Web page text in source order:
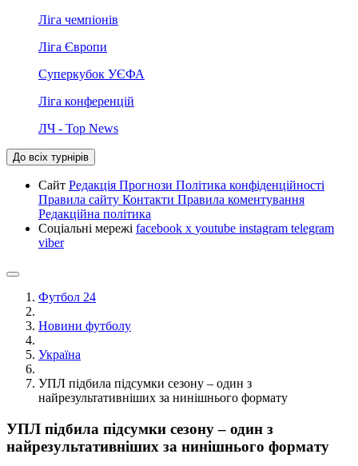
Ліга чемпіонів
Ліга Європи
Суперкубок УЄФА
Ліга конференцій
ЛЧ - Top News
До всіх турнірів
Сайт Редакція Прогнози Політика конфіденційності
Правила сайту Контакти Правила коментування
Редакційна політика
Соціальні мережі facebook x youtube instagram telegram
viber
Футбол 24
Новини футболу
Україна
УПЛ підбила підсумки сезону – один з
найрезультативніших за нинішнього формату
УПЛ підбила підсумки сезону – один з
найрезультативніших за нинішнього формату